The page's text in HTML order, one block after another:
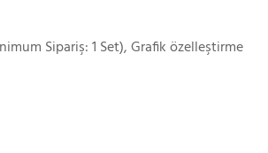
Sipariş: 1 Set), Grafik özelleştirme